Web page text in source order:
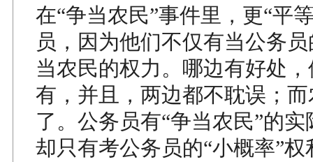
在“争当农民”事件里，更“平
员，因为他们不仅有当公务
当农民的权力。哪边有好处
有，并且，两边都不耽误；
了。公务员有“争当农民”的
却只有考公务员的“小概率”